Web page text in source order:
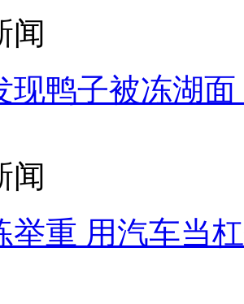
闻
现鸭子被冻湖
闻
举重 用汽车当